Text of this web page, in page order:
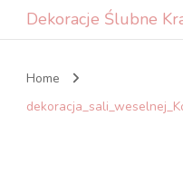
Dekoracje Ślubne
Home